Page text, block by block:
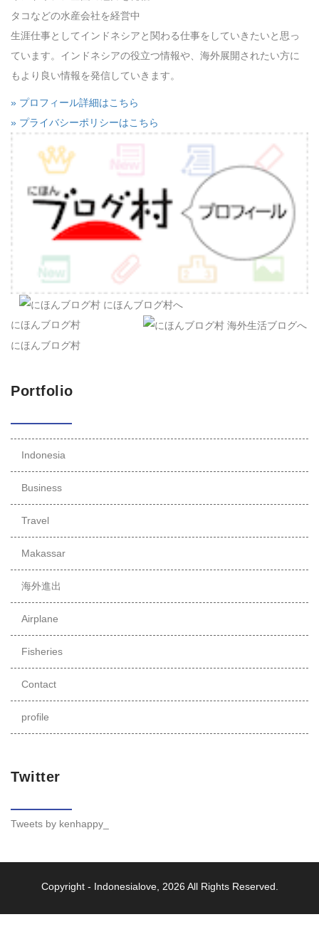
タコなどの水産会社を経営中
生涯仕事としてインドネシアと関わる仕事をしていきたいと思っ
ています。インドネシアの役立つ情報や、海外展開されたい方に
もより良い情報を発信していきます。
» プロフィール詳細はこちら
» プライバシーポリシーはこちら
にほんブログ村
にほんブログ村
Portfolio
Indonesia
Business
Travel
Makassar
海外進出
Airplane
Fisheries
Contact
profile
Twitter
Tweets by kenhappy_
Copyright - Indonesialove, 2026 All Rights Reserved.